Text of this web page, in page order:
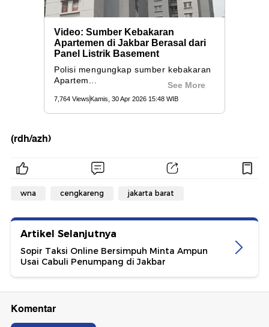
(rdh/azh)
wna cengkareng jakarta barat
Artikel Selanjutnya
Sopir Taksi Online Bersimpuh Minta Ampun
Usai Cabuli Penumpang di Jakbar